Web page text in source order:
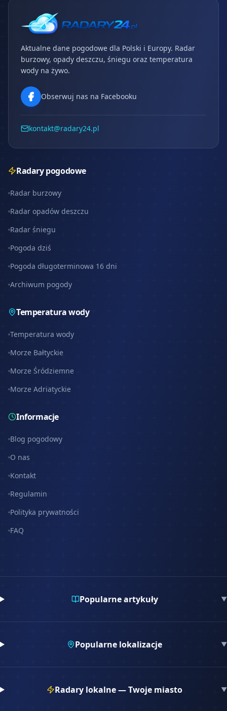
Aktualne dane pogodowe dla Polski i Europy. Radar
burzowy, opady deszczu, śniegu oraz temperatura
wody na żywo.
Obserwuj nas na Facebooku
kontakt@radary24.pl
Radary pogodowe
Radar burzowy
Radar opadów deszczu
Radar śniegu
Pogoda dziś
Pogoda długoterminowa 16 dni
Archiwum pogody
Temperatura wody
Temperatura wody
Morze Bałtyckie
Morze Śródziemne
Morze Adriatyckie
Informacje
Blog pogodowy
O nas
Kontakt
Regulamin
Polityka prywatności
FAQ
Popularne artykuły ▼
Popularne lokalizacje ▼
Radary lokalne — Twoje miasto ▼